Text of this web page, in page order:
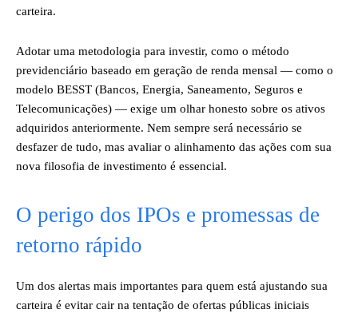
carteira.
Adotar uma metodologia para investir, como o método
previdenciário baseado em geração de renda mensal — como o
modelo BESST (Bancos, Energia, Saneamento, Seguros e
Telecomunicações) — exige um olhar honesto sobre os ativos
adquiridos anteriormente. Nem sempre será necessário se
desfazer de tudo, mas avaliar o alinhamento das ações com sua
nova filosofia de investimento é essencial.
O perigo dos IPOs e promessas de
retorno rápido
Um dos alertas mais importantes para quem está ajustando sua
carteira é evitar cair na tentação de ofertas públicas iniciais